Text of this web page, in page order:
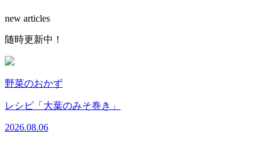
new articles
随時更新中！
野菜のおかず
レシピ「大葉のみそ巻き」
2026.08.06